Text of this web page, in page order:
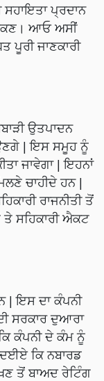
ਸਹਾਇਤਾ ਪ੍ਰਦਾਨ
ਆਓ ਅਸੀਂ
ਪੂਰੀ ਜਾਣਕਾਰੀ
ਉਤਪਾਦਨ
| ਇਸ ਸਮੂਹ ਨੂੰ
ਜਾਵੇਗਾ | ਇਹਨਾਂ
ਚਾਹੀਦੇ ਹਨ |
ਰਾਜਨੀਤੀ ਤੋਂ
ਸਹਿਕਾਰੀ ਐਕਟ
| ਇਸ ਦਾ ਕੰਪਨੀ
ਸਰਕਾਰ ਦੁਆਰਾ
ਕੰਪਨੀ ਦੇ ਕੰਮ ਨੂੰ
ਦਈਏ ਕਿ ਨਬਾਰਡ
ਤੋਂ ਬਾਅਦ ਰੇਟਿੰਗ